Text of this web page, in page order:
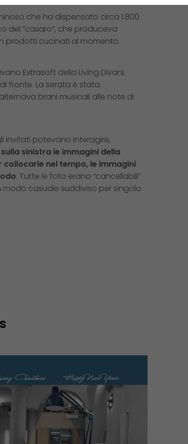
che ha dispensato circa 1.800
del “casaro”, che produceva
prodotti cucinati al momento.
Extrasoft della Living Divani,
fronte. La serata è stata
brani musicali alle note di
invitati potevano interagire,
sulla sinistra le immagini della
collocarle nel tempo, le immagini
. Tutte le foto erano “cancellabili”
casuale suddiviso per singolo
REALIZZAZIONI